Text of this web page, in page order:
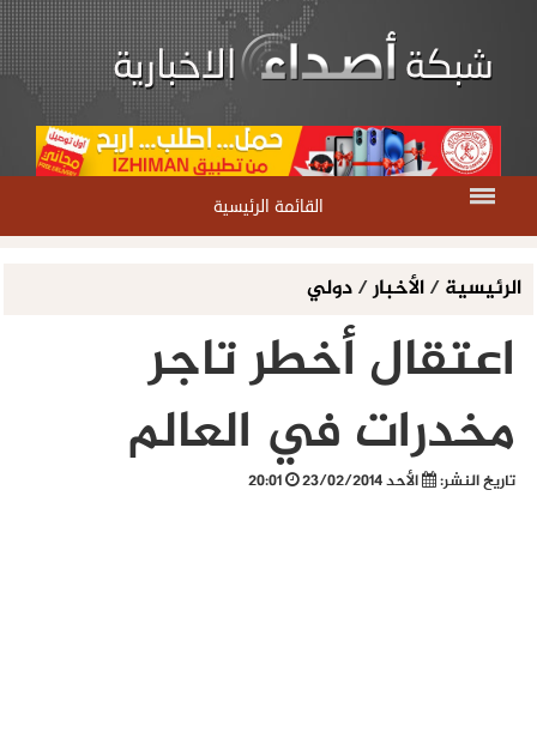
القائمة الرئيسية
الرئيسية/الأخبار/دولي
اعتقال أخطر تاجر
مخدرات في العالم
تاريخ النشر: الأحد 23/02/2014